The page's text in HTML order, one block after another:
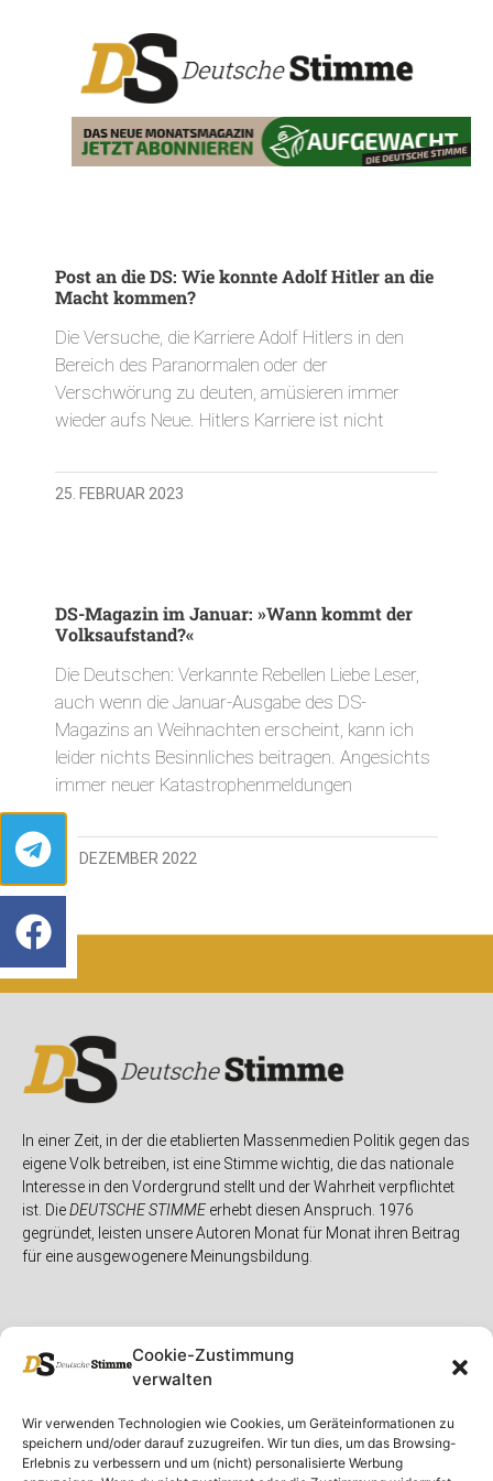
Cookie-Zustimmung
verwalten
Wir verwenden Technologien wie Cookies, um Geräteinformationen zu
speichern und/oder darauf zuzugreifen. Wir tun dies, um das Browsing-
Erlebnis zu verbessern und um (nicht) personalisierte Werbung
Post an die DS: Wie konnte Adolf Hitler an die
Macht kommen?
Die Versuche, die Karriere Adolf Hitlers in den
Bereich des Paranormalen oder der
Verschwörung zu deuten, amüsieren immer
wieder aufs Neue. Hitlers Karriere ist nicht
25. FEBRUAR 2023
DS-Magazin im Januar: »Wann kommt der
Volksaufstand?«
Die Deutschen: Verkannte Rebellen Liebe Leser,
auch wenn die Januar-Ausgabe des DS-
Magazins an Weihnachten erscheint, kann ich
leider nichts Besinnliches beitragen. Angesichts
immer neuer Katastrophenmeldungen
22. DEZEMBER 2022
In einer Zeit, in der die etablierten Massenmedien Politik gegen das
eigene Volk betreiben, ist eine Stimme wichtig, die das nationale
Interesse in den Vordergrund stellt und der Wahrheit verpflichtet
ist. DieDEUTSCHE STIMMEerhebt diesen Anspruch. 1976
gegründet, leisten unsere Autoren Monat für Monat ihren Beitrag
für eine ausgewogenere Meinungsbildung.
Unser Magazin
Spenden
Rubriken
Deutschland
Rechtliches
Rechtliche Hinweise